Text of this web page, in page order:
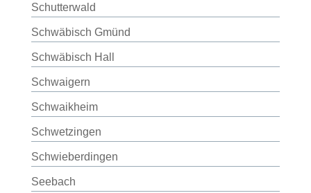
Schutterwald
Schwäbisch Gmünd
Schwäbisch Hall
Schwaigern
Schwaikheim
Schwetzingen
Schwieberdingen
Seebach